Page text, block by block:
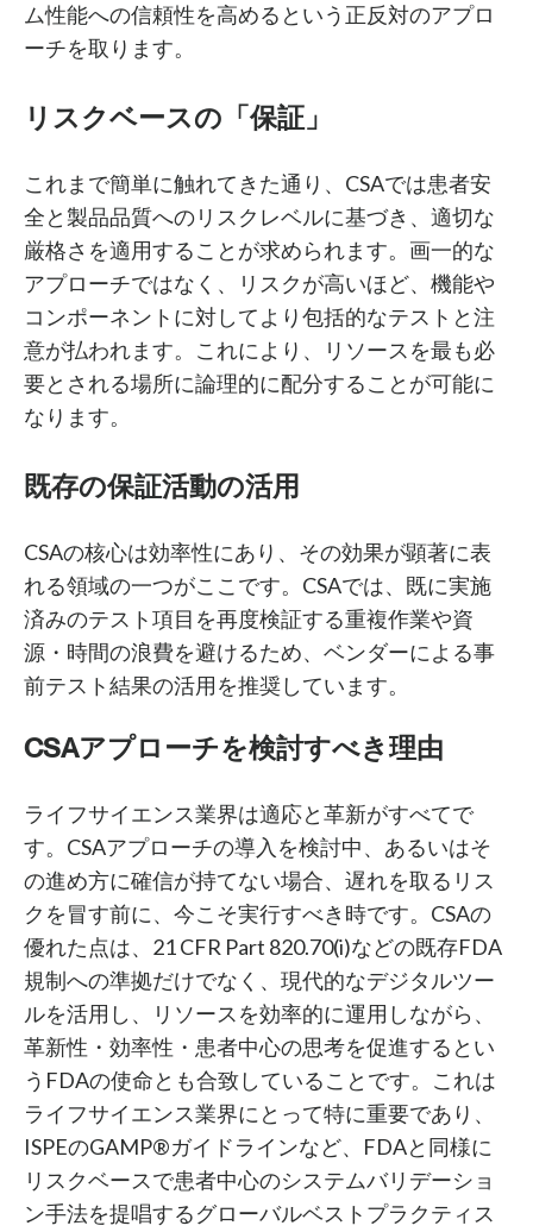
ム性能への信頼性を高めるという正反対のアプロ
ーチを取ります。
リスクベースの「保証」
これまで簡単に触れてきた通り、CSAでは患者安
全と製品品質へのリスクレベルに基づき、適切な
厳格さを適用することが求められます。画一的な
アプローチではなく、リスクが高いほど、機能や
コンポーネントに対してより包括的なテストと注
意が払われます。これにより、リソースを最も必
要とされる場所に論理的に配分することが可能に
なります。
既存の保証活動の活用
CSAの核心は効率性にあり、その効果が顕著に表
れる領域の一つがここです。CSAでは、既に実施
済みのテスト項目を再度検証する重複作業や資
源・時間の浪費を避けるため、ベンダーによる事
前テスト結果の活用を推奨しています。
CSAアプローチを検討すべき理由
ライフサイエンス業界は適応と革新がすべてで
す。CSAアプローチの導入を検討中、あるいはそ
の進め方に確信が持てない場合、遅れを取るリス
クを冒す前に、今こそ実行すべき時です。CSAの
優れた点は、21 CFR Part 820.70(i)などの既存FDA
規制への準拠だけでなく、現代的なデジタルツー
ルを活用し、リソースを効率的に運用しながら、
革新性・効率性・患者中心の思考を促進するとい
うFDAの使命とも合致していることです。これは
ライフサイエンス業界にとって特に重要であり、
ISPEのGAMP®ガイドラインなど、FDAと同様に
リスクベースで患者中心のシステムバリデーショ
ン手法を提唱するグローバルベストプラクティス